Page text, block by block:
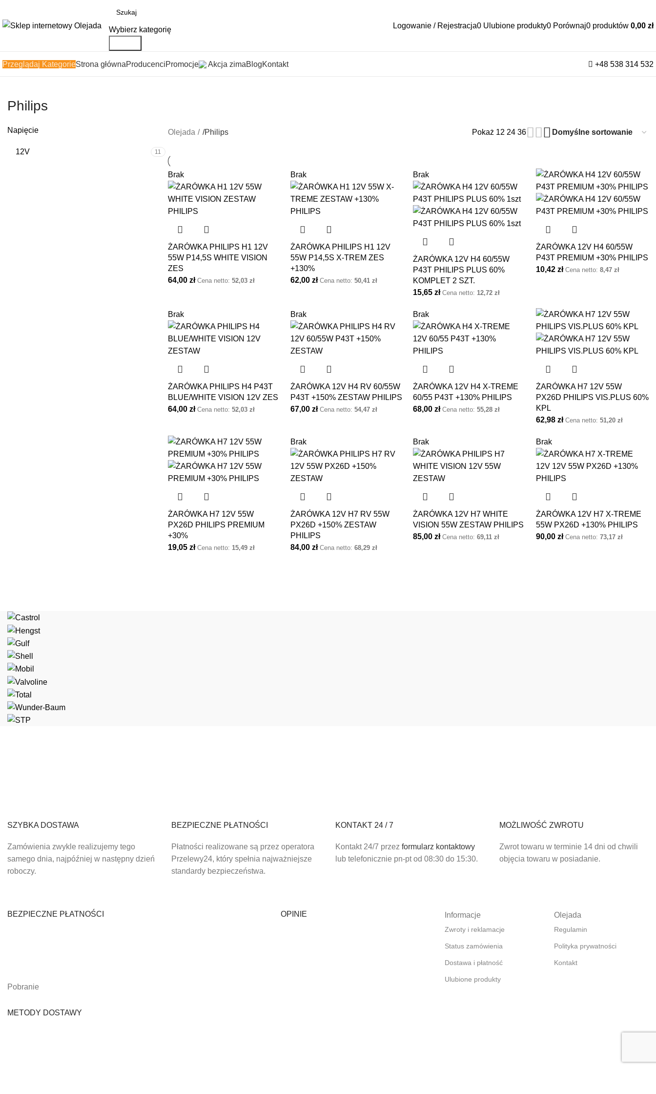
Wybierz kategorię
Logowanie / Rejestracja0 Ulubione produkty0 Porównaj0 produktów 0,00 zł
Przeglądaj KategorieStrona głównaProducenciPromocje Akcja zimaBlogKontakt +48 538 314 532
Philips
Napięcie
12V 11
Olejada /Philips Pokaż 12 24 36
Brak
ŻARÓWKA PHILIPS H1 12V
55W P14,5S WHITE VISION
ZES
64,00 zł Cena netto: 52,03 zł
Brak
ŻARÓWKA PHILIPS H1 12V
55W P14,5S X-TREM ZES
+130%
62,00 zł Cena netto: 50,41 zł
Brak
ŻARÓWKA 12V H4 60/55W
P43T PHILIPS PLUS 60%
KOMPLET 2 SZT.
15,65zł Cena netto:12,72zł
ŻARÓWKA 12V H4 60/55W
P43T PREMIUM +30% PHILIPS
10,42 zł Cena netto: 8,47 zł
Brak
ŻARÓWKA PHILIPS H4 P43T
BLUE/WHITE VISION 12V ZES
64,00 zł Cena netto: 52,03 zł
Brak
ŻARÓWKA 12V H4 RV 60/55W
P43T +150% ZESTAW PHILIPS
67,00 zł Cena netto: 54,47 zł
Brak
ŻARÓWKA 12V H4 X-TREME
60/55 P43T +130% PHILIPS
68,00zł Cena netto:55,28zł
ŻARÓWKA H7 12V 55W
PX26D PHILIPS VIS.PLUS 60%
KPL
62,98 zł Cena netto: 51,20 zł
ŻARÓWKA H7 12V 55W
PX26D PHILIPS PREMIUM
+30%
19,05 zł Cena netto: 15,49 zł
Brak
ŻARÓWKA 12V H7 RV 55W
PX26D +150% ZESTAW
PHILIPS
84,00 zł Cena netto: 68,29 zł
Brak
ŻARÓWKA 12V H7 WHITE
VISION 55W ZESTAW PHILIPS
85,00zł Cena netto:69,11zł
Brak
ŻARÓWKA 12V H7 X-TREME
55W PX26D +130% PHILIPS
90,00 zł Cena netto: 73,17 zł
SZYBKA DOSTAWA
Zamówienia zwykle realizujemy tego
samego dnia, najpóźniej w następny dzień
roboczy.
BEZPIECZNE PŁATNOŚCI
Płatności realizowane są przez operatora
Przelewy24, który spełnia najważniejsze
standardy bezpieczeństwa.
KONTAKT 24 / 7
Kontakt 24/7 przez formularz kontaktowy
lub telefonicznie pn-pt od 08:30 do 15:30.
MOŻLIWOŚĆ ZWROTU
Zwrot towaru w terminie 14 dni od chwili
objęcia towaru w posiadanie.
BEZPIECZNE PŁATNOŚCI
Pobranie
METODY DOSTAWY
OPINIE Informacje
Zwroty i reklamacje
Status zamówienia
Dostawa i płatność
Ulubione produkty
Olejada
Regulamin
Polityka prywatności
Kontakt